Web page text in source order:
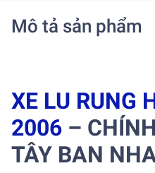
Mô tả sản phẩm
XE LU RUNG
2006 –
TÂY BAN